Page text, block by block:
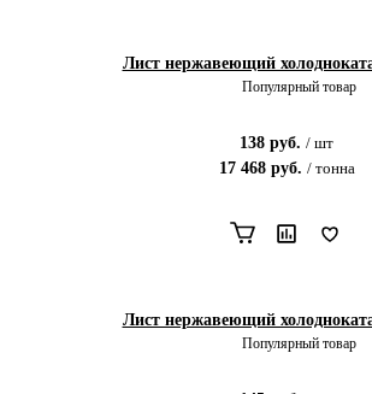
Лист нержавеющий
Популярный товар
138 руб. / шт
17 468руб. / тонна
Лист нержавеющий
Популярный товар